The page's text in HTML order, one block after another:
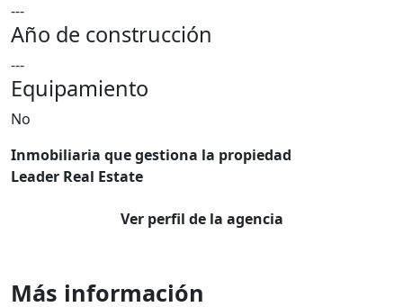
---
Año de construcción
---
Equipamiento
No
Inmobiliaria que gestiona la propiedad
Leader Real Estate
Ver perfil de la agencia
Más información